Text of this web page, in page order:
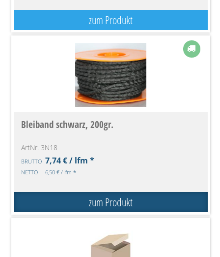
zum Produkt
Bleiband schwarz, 200gr.
ArtNr. 3N18
BRUTTO 7,74 € / lfm *
NETTO 6,50 € / lfm *
zum Produkt